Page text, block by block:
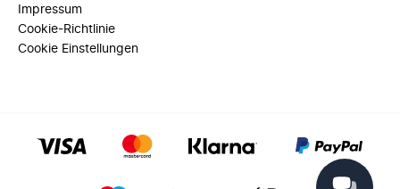
Impressum
Cookie-Richtlinie
Cookie Einstellungen